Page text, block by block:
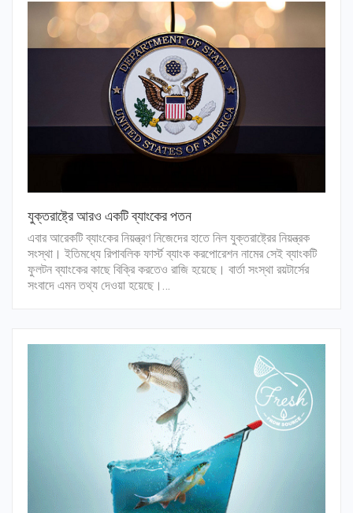
যুক্তরাষ্ট্রে আরও একটি ব্যাংকের পতন
এবার আরেকটি ব্যাংকের নিয়ন্ত্রণ নিজেদের হাতে নিল যুক্তরাষ্ট্রের নিয়ন্ত্রক
সংস্থা। ইতিমধ্যে রিপাবলিক ফার্স্ট ব্যাংক করপোরেশন নামের সেই ব্যাংকটি
ফুলটন ব্যাংকের কাছে বিক্রি করতেও রাজি হয়েছে। বার্তা সংস্থা রয়টার্সের
সংবাদে এমন তথ্য দেওয়া হয়েছে।…